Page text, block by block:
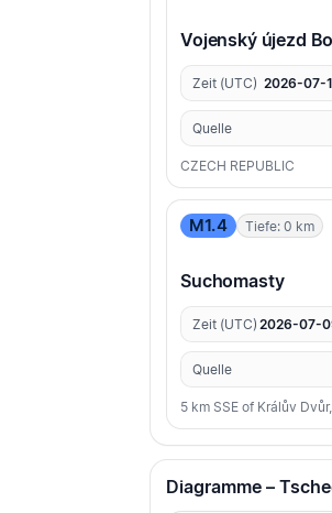
Vojenský újezd
Zeit (UTC) 2026-07-
Quelle
CZECH REPUBLIC
M1.4 Tiefe: 0 km
Suchomasty
Zeit (UTC) 2026-07-
Quelle
5 km SSE of Králův
Diagramme –